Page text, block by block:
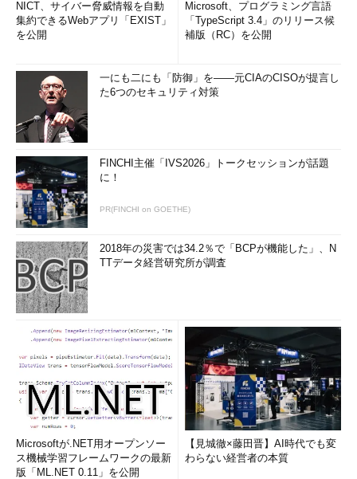
NICT、サイバー脅威情報を自動
集約できるWebアプリ「EXIST」
を公開
Microsoft、プログラミング言語
「TypeScript 3.4」のリリース候
補版（RC）を公開
一にも二にも「防御」を――元CIAのCISOが提言し
た6つのセキュリティ対策
FINCHI主催「IVS2026」トークセッションが話題
に！
PR(FINCHI on GOETHE)
2018年の災害では34.2％で「BCPが機能した」、N
TTデータ経営研究所が調査
Microsoftが.NET用オープンソー
ス機械学習フレームワークの最新
版「ML.NET 0.11」を公開
【見城徹×藤田晋】AI時代でも変
わらない経営者の本質